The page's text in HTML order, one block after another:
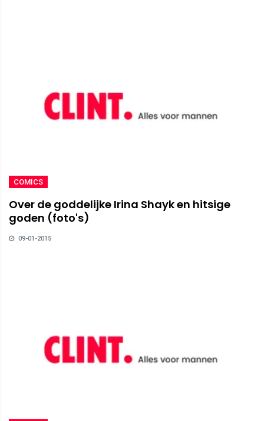
COMICS
Over de goddelijke Irina Shayk en hitsige
goden (foto's)
09-01-2015